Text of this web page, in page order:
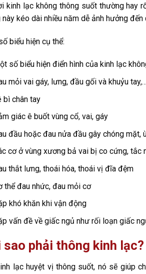
kinh lạc không thông suốt thường hay
này kéo dài nhiều năm dễ ảnh hưởng
biểu hiện cụ thể:
số biểu hiện điển hình của kinh lạc
mỏi vai gáy, lưng, đầu gối và khuỷu tay,…
bì chân tay
giác ê buốt vùng cổ, vai, gáy
đầu hoặc đau nửa đầu gây chóng mặt,
cơ ở vùng xương bả vai bị co cứng, tắc
thắt lưng, thoái hóa, thoái vị đĩa đệm
thể đau nhức, đau mỏi cơ
khó khăn khi vận động
vấn đề về giấc ngủ như rối loạn giấc
sao phải thông kinh lạc?
lạc huyệt vị thông suốt, nó sẽ giúp